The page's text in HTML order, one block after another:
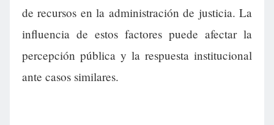
de recursos en la administración de justicia. La
influencia de estos factores puede afectar la
percepción pública y la respuesta institucional
ante casos similares.